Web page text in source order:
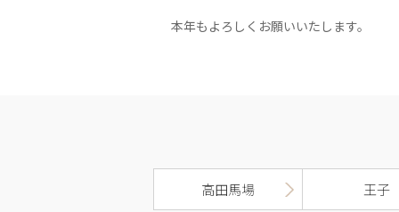
本年もよろしくお願いいたします。
高田馬場 王子